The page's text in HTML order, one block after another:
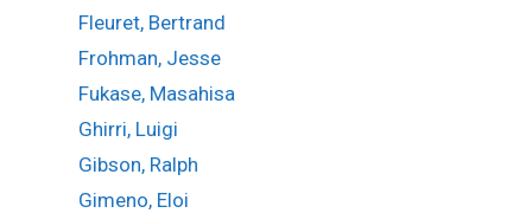
Fleuret, Bertrand
Frohman, Jesse
Fukase, Masahisa
Ghirri, Luigi
Gibson, Ralph
Gimeno, Eloi